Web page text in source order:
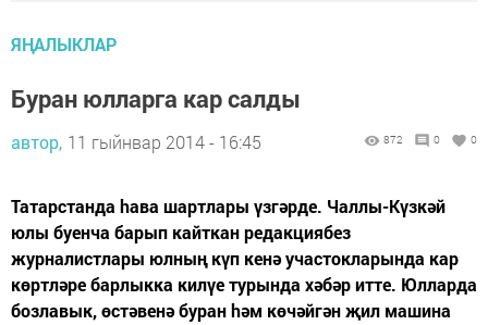
ЯҢАЛЫКЛАР
Буран юлларга кар салды
автор, 11 гыйнвар 2014 - 16:45 872 0 0
Татарстанда hава шартлары үзгәрде. Чаллы-Күзкәй
юлы буенча барып кайткан редакциябез
журналистлары юлның күп кенә участокларында кар
көртләре барлыкка килүе турында хәбәр итте. Юлларда
бозлавык, өстәвенә буран hәм көчәйгән җил машина